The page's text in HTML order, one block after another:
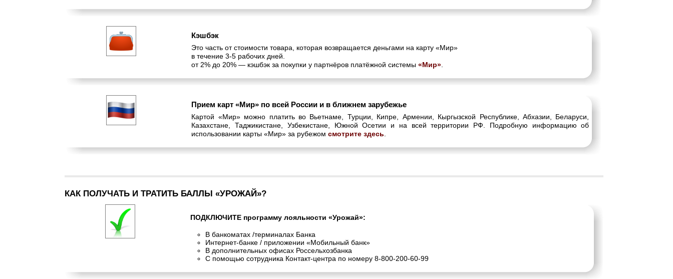
Кэшбэк
Это часть от стоимости товара, которая возвращается деньгами на карту «Мир»
в течение 3-5 рабочих дней.
от 2% до 20% — кэшбэк за покупки у партнёров платёжной системы«Мир»
Прием карт «Мир» по всей России и в ближнем зарубежье
Картой «Мир» можно платить во Вьетнаме, Турции, Кипре, Армении, Кыргызской Республике, Абхазии, Беларуси,
Казахстане, Таджикистане, Узбекистане, Южной Осетии и на всей территории РФ. Подробную информацию об
использовании карты «Мир» за рубежомсмотрите здесь
КАК ПОЛУЧАТЬ И ТРАТИТЬ БАЛЛЫ «УРОЖАЙ»?
ПОДКЛЮЧИТЕ программу лояльности «Урожай»:
В банкоматах /терминалах Банка
Интернет-банке / приложении «Мобильный банк»
В дополнительных офисах Россельхозбанка
С помощью сотрудника Контакт-центра по номеру 8-800-200-60-99